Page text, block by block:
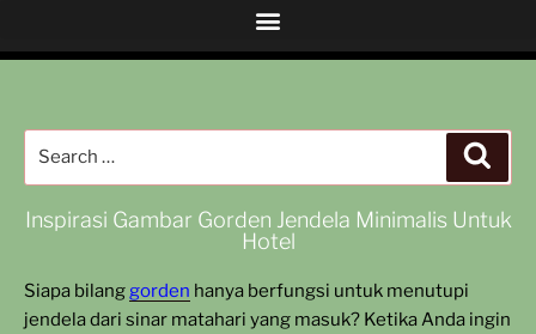
Inspirasi Gambar Gorden Jendela Minimalis Untuk
Hotel
Siapa bilang gorden hanya berfungsi untuk menutupi
jendela dari sinar matahari yang masuk? Ketika Anda ingin